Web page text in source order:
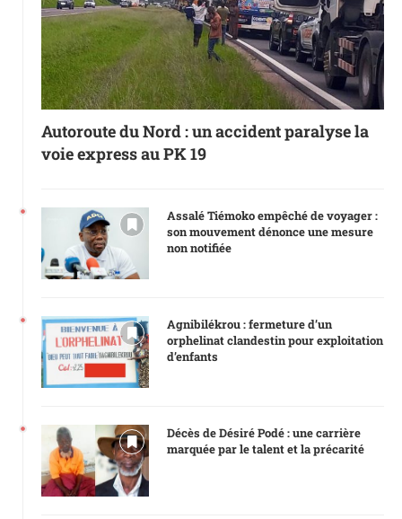
Autoroute du Nord : un accident paralyse la
voie express au PK 19
Assalé Tiémoko empêché de voyager :
son mouvement dénonce une mesure
non notifiée
Agnibilékrou : fermeture d’un
orphelinat clandestin pour exploitation
d’enfants
Décès de Désiré Podé : une carrière
marquée par le talent et la précarité